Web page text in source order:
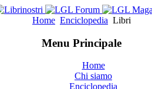
Home Enciclopedia Libri
Menu Principale
Home
Chi siamo
Enciclopedia